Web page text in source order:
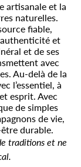
artisanale et la
naturelles.
fiable,
et
et de ses
avec
Au-delà de la
l’essentiel, à
esprit. Avec
de simples
de vie,
durable.
traditions et ne